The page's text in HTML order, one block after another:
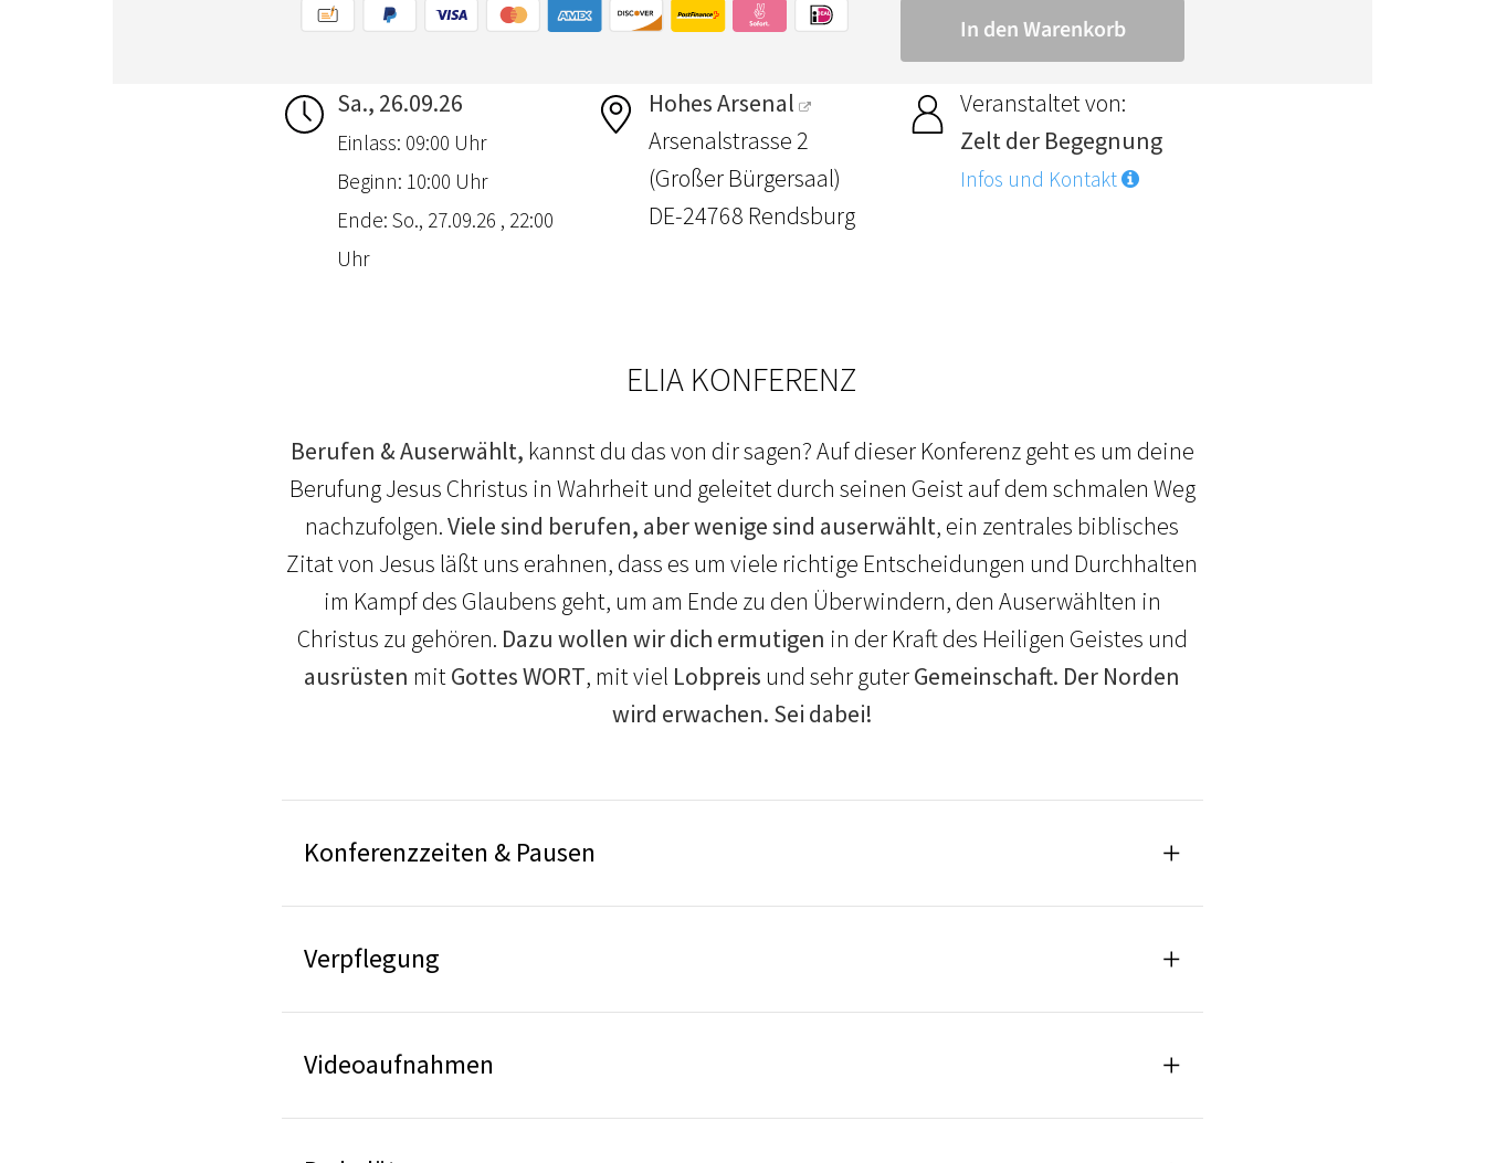
Sa., 26.09.26
Einlass: 09:00 Uhr
Beginn: 10:00 Uhr
Ende: So., 27.09.26 , 22:00
Uhr
Hohes Arsenal
Arsenalstrasse 2
(Großer Bürgersaal)
DE-24768 Rendsburg
Veranstaltet von:
Zelt der Begegnung
Infos und Kontakt
ELIA KONFERENZ
Berufen & Auserwählt, kannst du das von dir sagen? Auf dieser Konferenz geht es um deine
Berufung Jesus Christus in Wahrheit und geleitet durch seinen Geist auf dem schmalen Weg
nachzufolgen.Viele sind berufen, aber wenige sind auserwählt, ein zentrales biblisches
Zitat von Jesus läßt uns erahnen, dass es um viele richtige Entscheidungen und Durchhalten
im Kampf des Glaubens geht, um am Ende zu den Überwindern, den Auserwählten in
Christus zu gehören. Dazu wollen wir dich ermutigen in der Kraft des Heiligen Geistes und
ausrüsten mitGottes WORT, mit viel Lobpreis und sehr guterGemeinschaft. Der Norden
wird erwachen. Sei dabei!
Konferenzzeiten & Pausen
Verpflegung
Videoaufnahmen